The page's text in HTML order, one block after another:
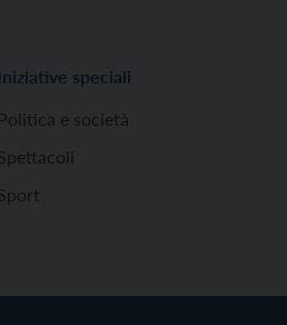
Iniziative speciali
Politica e società